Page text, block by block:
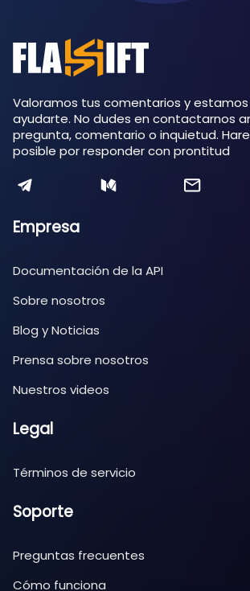
Valoramos tus comentarios y
ayudarte. No dudes en contactarnos
pregunta, comentario o inquietud.
posible por responder con prontitud
Empresa
Documentación de la API
Sobre nosotros
Blog y Noticias
Prensa sobre nosotros
Nuestros videos
Legal
Términos de servicio
Soporte
Preguntas frecuentes
Cómo funciona